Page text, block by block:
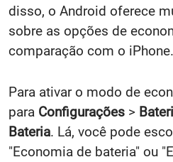
disso, o Android oferece
sobre as opções de
comparação com o iPhone.
Para ativar o modo de
para Configurações >
Bateria. Lá, você pode
"Economia de bateria" ou